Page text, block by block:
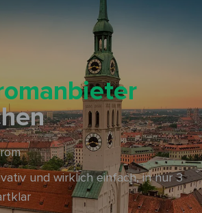
und wirklich einfach, in nur 3